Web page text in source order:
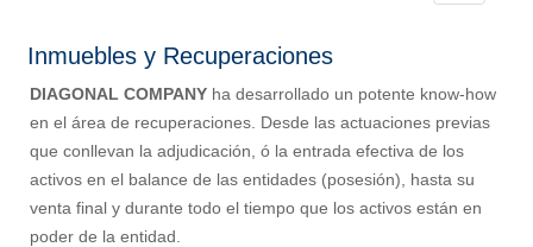
Inmuebles y Recuperaciones
DIAGONAL COMPANY ha desarrollado un potente know-how
en el área de recuperaciones. Desde las actuaciones previas
que conllevan la adjudicación, ó la entrada efectiva de los
activos en el balance de las entidades (posesión), hasta su
venta final y durante todo el tiempo que los activos están en
poder de la entidad.